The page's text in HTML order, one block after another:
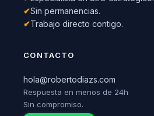
✔Sin permanencias.
✔Trabajo directo contigo.
CONTACTO
hola@robertodiazs.com
Respuesta en menos de 24h
Sin compromiso.